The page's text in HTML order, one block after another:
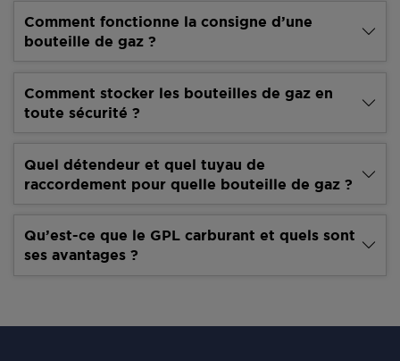
Comment fonctionne la consigne d’une
bouteille de gaz ?
Comment stocker les bouteilles de gaz en
toute sécurité ?
Quel détendeur et quel tuyau de
raccordement pour quelle bouteille de gaz ?
Qu’est-ce que le GPL carburant et quels sont
ses avantages ?